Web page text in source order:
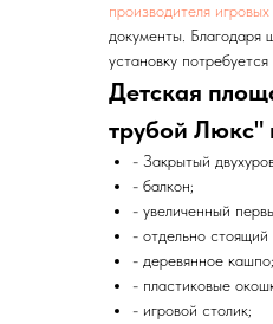
производителя
документы. Благодаря
установку
Детская
трубой Люкс"
- Закрытый
- балкон;
- увеличенный
- отдельно
- деревянное кашпо;
- пластиковые
- игровой столик;